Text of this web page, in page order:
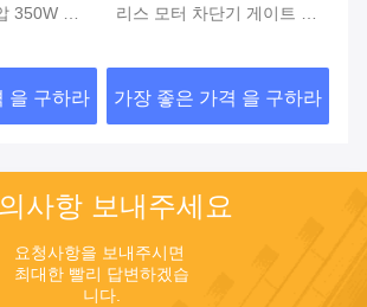
350W 작
템
을 구하라
리스 모터 차단기 게이트 구
량 지역에서 내구성과 작동
을 위해 설계됨
가장 좋은 가격 을 구하라
사항 보내주세요
요청사항을 보내주시면
최대한 빨리 답변하겠습
니다.